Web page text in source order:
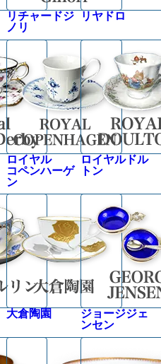
リチャードジ
ノリ
リヤドロ
ロイヤル
コペンハーゲ
ン
ロイヤルドル
トン
大倉陶園
ジョージジェ
ンセン